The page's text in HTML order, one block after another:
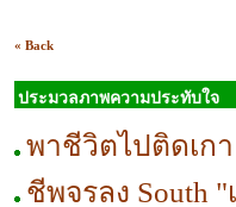
« Back
ประมวลภาพความประทับใจ
พาชีวิตไปติดเกา
ชีพจรลง South